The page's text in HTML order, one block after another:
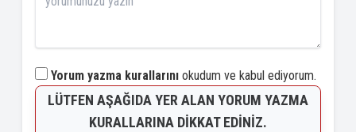
Yorum yazma kurallarını okudum ve kabul ediyorum.
LÜTFEN AŞAĞIDA YER ALAN YORUM YAZMA
KURALLARINA DIKKAT EDINIZ.